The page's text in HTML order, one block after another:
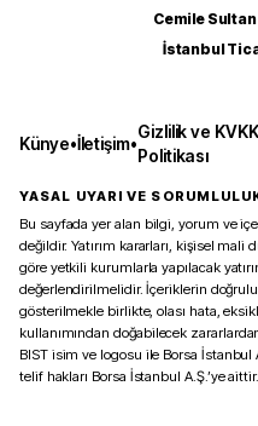
Cemile
İstanbul
Künye•İletişim•
Gizlilik ve KVKK
Politikası
YASAL UYARI VE
Bu sayfada yer alan bilgi, yorum ve
değildir. Yatırım kararları, kişisel
göre yetkili kurumlarla yapılacak
değerlendirilmelidir. İçeriklerin
gösterilmekle birlikte, olası hata,
kullanımından doğabilecek
BIST isim ve logosu ile Borsa İstanbul
telif hakları Borsa İstanbul A.Ş.’ye aittir.